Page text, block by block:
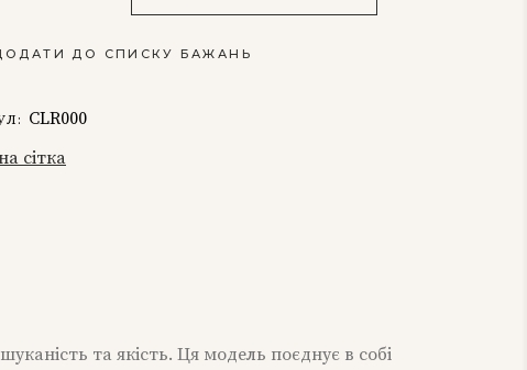
ДО СПИСКУ БАЖАНЬ
СLR000
сітка
та якість. Ця модель поєднує в собі